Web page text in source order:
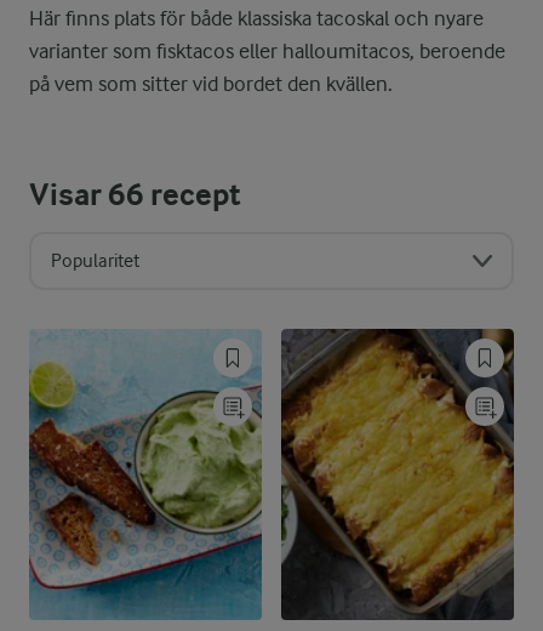
Här finns plats för både klassiska tacoskal och nyare
varianter som fisktacos eller halloumitacos, beroende
på vem som sitter vid bordet den kvällen.
Visar66 recept
Popularitet